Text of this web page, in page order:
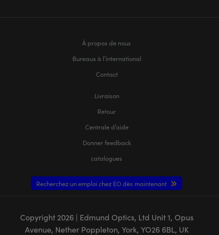
À propos de nous
Bureaux à l’international
Contact
Livraison
Retour
Centrale d’aide
Donner feedback
catalogues
Recherchez un emploi chez EO dès maintenant
Copyright 2026| Edmund Optics, Ltd Unit 1, Opus
Avenue, Nether Poppleton, York, YO26 6BL, UK